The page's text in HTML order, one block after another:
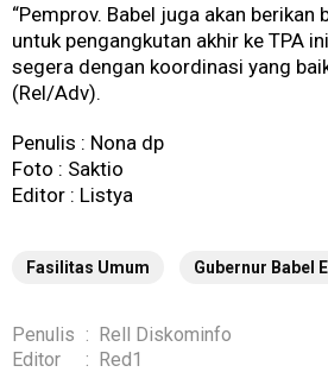
“Pemprov. Babel juga akan berikan
untuk pengangkutan akhir ke TPA
segera dengan koordinasi yang
(Rel/Adv).
Penulis : Nona dp
Foto : Saktio
Editor : Listya
Fasilitas Umum Gubernur Babel
Penulis : Rell Diskominfo
Editor
: Red1